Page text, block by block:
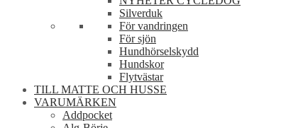
Silverduk
För vandringen
För sjön
Hundhörselskydd
Hundskor
Flytvästar
TILL MATTE OCH HUSSE
VARUMÄRKEN
Addpocket